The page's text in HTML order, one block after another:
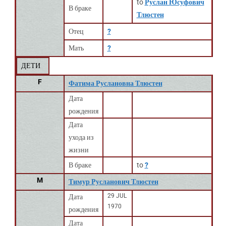
В браке
to Руслан Юсуфович
Тлюстен
Отец ?
Мать ?
ДЕТИ
F
Фатима Руслановна Тлюстен
Дата
рождения
Дата
ухода из
жизни
В браке
to?
M
Тимур Русланович Тлюстен
Дата
рождения
29 JUL
1970
Дата